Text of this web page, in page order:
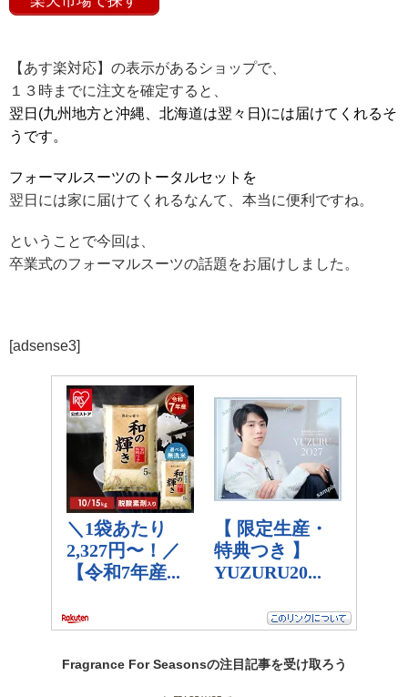
【あす楽対応】の表示があるショップで、
１３時までに注文を確定すると、
翌日(九州地方と沖縄、北海道は翌々日)には届けてくれるそ
うです。
フォーマルスーツのトータルセットを
翌日には家に届けてくれるなんて、本当に便利ですね。
ということで今回は、
卒業式のフォーマルスーツの話題をお届けしました。
[adsense3]
Fragrance For Seasonsの注目記事を受け取ろう